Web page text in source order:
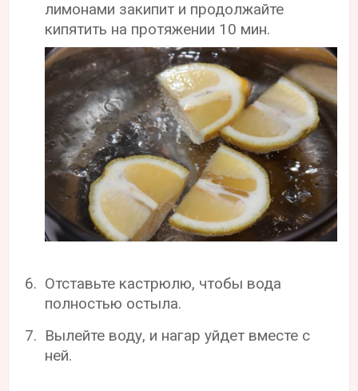
лимонами закипит и продолжайте
кипятить на протяжении 10 мин.
Отставьте кастрюлю, чтобы вода
полностью остыла.
Вылейте воду, и нагар уйдет вместе с
ней.